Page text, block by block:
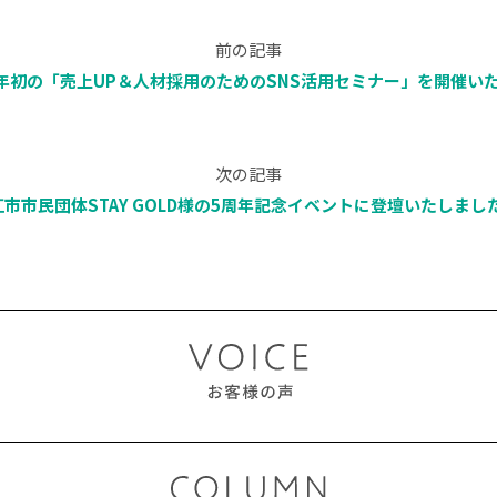
前の記事
初の「売上UP＆人材採用のためのSNS活用セミナー」を開催い
次の記事
市民団体STAY GOLD様の5周年記念イベントに登壇いたしまし